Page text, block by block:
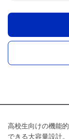
高校生向けの機能
できる大容量設計。